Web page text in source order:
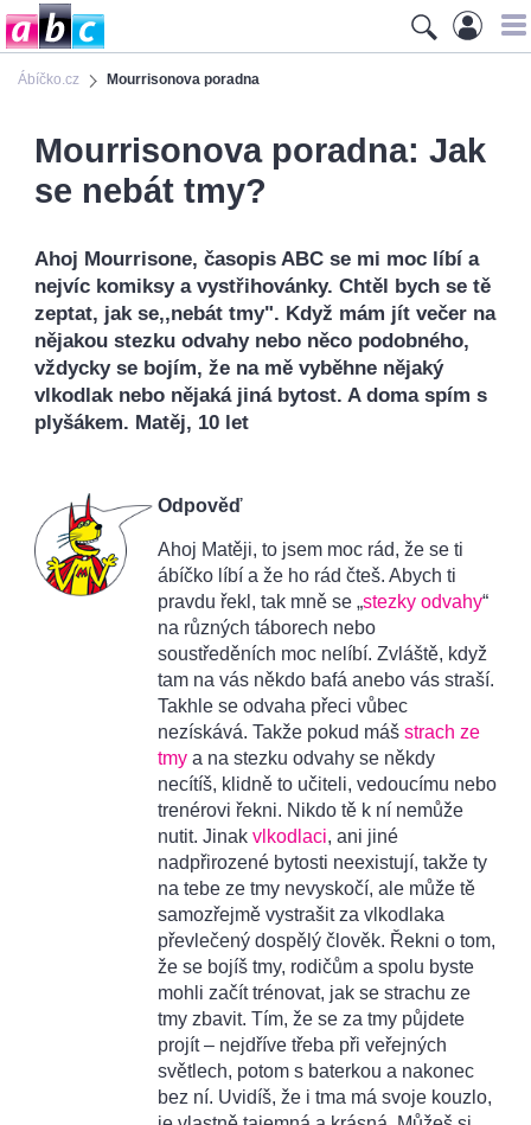
Ábíčko.cz Mourrisonova poradna
Mourrisonova poradna: Jak
se nebát tmy?
Ahoj Mourrisone, časopis ABC se mi moc líbí a
nejvíc komiksy a vystřihovánky. Chtěl bych se tě
zeptat, jak se,,nebát tmy". Když mám jít večer na
nějakou stezku odvahy nebo něco podobného,
vždycky se bojím, že na mě vyběhne nějaký
vlkodlak nebo nějaká jiná bytost. A doma spím s
plyšákem. Matěj, 10 let
Odpověď
Ahoj Matěji, to jsem moc rád, že se ti
ábíčko líbí a že ho rád čteš. Abych ti
pravdu řekl, tak mně se „stezky odvahy“
na různých táborech nebo
soustředěních moc nelíbí. Zvláště, když
tam na vás někdo bafá anebo vás straší.
Takhle se odvaha přeci vůbec
nezískává. Takže pokud máš strach ze
tmy a na stezku odvahy se někdy
necítíš, klidně to učiteli, vedoucímu nebo
trenérovi řekni. Nikdo tě k ní nemůže
nutit. Jinak vlkodlaci, ani jiné
nadpřirozené bytosti neexistují, takže ty
na tebe ze tmy nevyskočí, ale může tě
samozřejmě vystrašit za vlkodlaka
převlečený dospělý člověk. Řekni o tom,
že se bojíš tmy, rodičům a spolu byste
mohli začít trénovat, jak se strachu ze
tmy zbavit. Tím, že se za tmy půjdete
projít – nejdříve třeba při veřejných
světlech, potom s baterkou a nakonec
bez ní. Uvidíš, že i tma má svoje kouzlo,